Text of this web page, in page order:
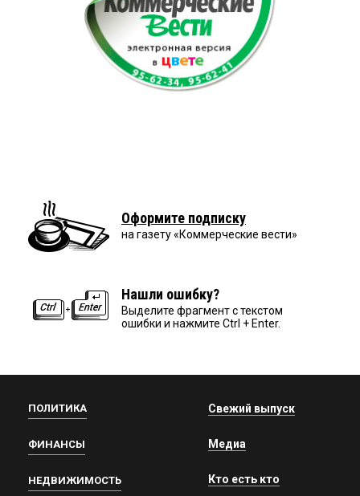
Оформите подписку
на газету «Коммерческие вести»
Нашли ошибку?
Выделите фрагмент с текстом
ошибки и нажмите Ctrl + Enter.
ПОЛИТИКА
ФИНАНСЫ
НЕДВИЖИМОСТЬ
Свежий выпуск
Медиа
Кто есть кто